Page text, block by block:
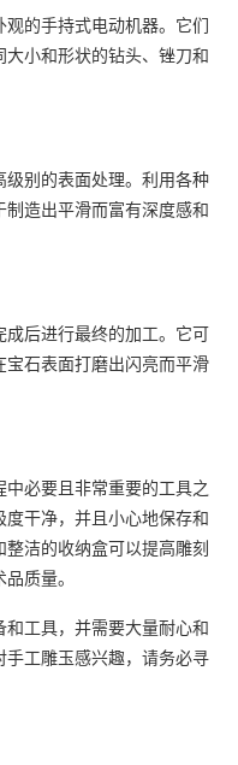
的手持式电动机器。它们
小和形状的钻头、锉刀和
别的表面处理。利用各种
造出平滑而富有深度感和
后进行最终的加工。它可
石表面打磨出闪亮而平滑
必要且非常重要的工具之
干净，并且小心地保存和
洁的收纳盒可以提高雕刻
质量。
工具，并需要大量耐心和
工雕玉感兴趣，请务必寻